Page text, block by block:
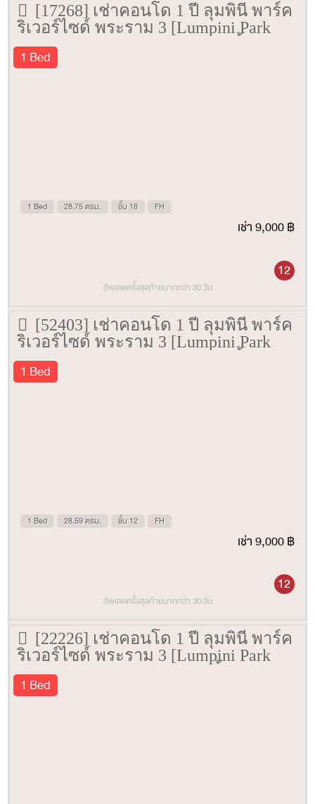
[17268] เช่าคอนโด 1 ปี ลุมพินี พาร์ค
ริเวอร์ไซด์ พระราม 3 [Lumpini Park
Riverside Rama 3] 28.75 ตรม. ชั้น 18
1 Bed
1 Bed 28.75 ตรม. ชั้น 18 FH
เช่า 9,000 ฿
12
อัพเดตครั้งสุดท้ายมากกว่า 30 วัน
[52403] เช่าคอนโด 1 ปี ลุมพินี พาร์ค
ริเวอร์ไซด์ พระราม 3 [Lumpini Park
Riverside Rama 3] 28.59 ตรม. ชั้น 12
1 Bed
1 Bed 28.59 ตรม. ชั้น 12 FH
เช่า 9,000 ฿
12
อัพเดตครั้งสุดท้ายมากกว่า 30 วัน
[22226] เช่าคอนโด 1 ปี ลุมพินี พาร์ค
ริเวอร์ไซด์ พระราม 3 [Lumpini Park
Riverside Rama 3] 28 ตรม. ชั้น 29
1 Bed